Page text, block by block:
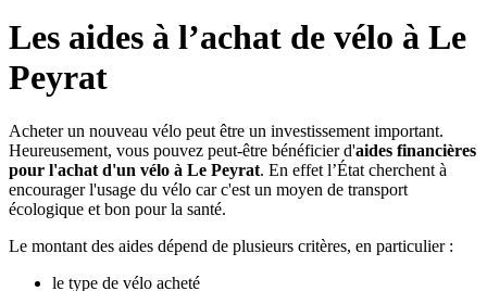
Les aides à l’achat de vélo à Le
Peyrat
Acheter un nouveau vélo peut être un investissement important.
Heureusement, vous pouvez peut-être bénéficier d'aides financières
pour l'achat d'un vélo à Le Peyrat. En effet l’État cherchent à
encourager l'usage du vélo car c'est un moyen de transport
écologique et bon pour la santé.
Le montant des aides dépend de plusieurs critères, en particulier :
le type de vélo acheté